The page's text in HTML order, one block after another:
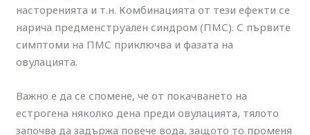
насторенията и т.н. Комбинацията от тези ефекти се
нарича предменструален синдром (ПМС). С първите
симптоми на ПМС приключва и фазата на
овулацията.
Важно е да се спомене, че от покачването на
естрогена няколко дена преди овулацията, тялото
започва да задържа повече вода, защото то променя